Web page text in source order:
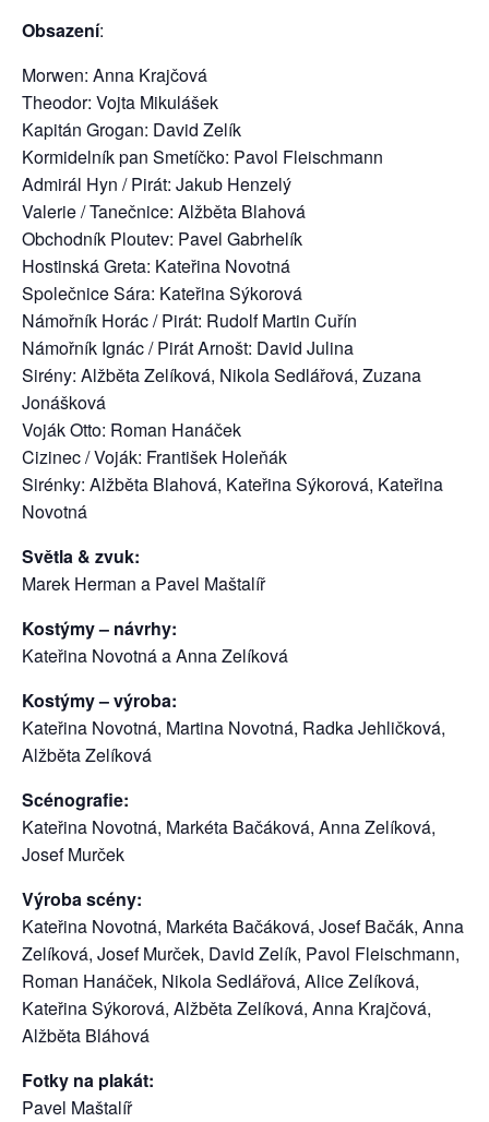
Obsazení:
Morwen: Anna Krajčová
Theodor: Vojta Mikulášek
Kapitán Grogan: David Zelík
Kormidelník pan Smetíčko: Pavol Fleischmann
Admirál Hyn / Pirát: Jakub Henzelý
Valerie / Tanečnice: Alžběta Blahová
Obchodník Ploutev: Pavel Gabrhelík
Hostinská Greta: Kateřina Novotná
Společnice Sára: Kateřina Sýkorová
Námořník Horác / Pirát: Rudolf Martin Cuřín
Námořník Ignác / Pirát Arnošt: David Julina
Sirény: Alžběta Zelíková, Nikola Sedlářová, Zuzana
Jonášková
Voják Otto: Roman Hanáček
Cizinec / Voják: František Holeňák
Sirénky: Alžběta Blahová, Kateřina Sýkorová, Kateřina
Novotná
Světla & zvuk:
Marek Herman a Pavel Maštalíř
Kostýmy – návrhy:
Kateřina Novotná a Anna Zelíková
Kostýmy – výroba:
Kateřina Novotná, Martina Novotná, Radka Jehličková,
Alžběta Zelíková
Scénografie:
Kateřina Novotná, Markéta Bačáková, Anna Zelíková,
Josef Murček
Výroba scény:
Kateřina Novotná, Markéta Bačáková, Josef Bačák, Anna
Zelíková, Josef Murček, David Zelík, Pavol Fleischmann,
Roman Hanáček, Nikola Sedlářová, Alice Zelíková,
Kateřina Sýkorová, Alžběta Zelíková, Anna Krajčová,
Alžběta Bláhová
Fotky na plakát:
Pavel Maštalíř